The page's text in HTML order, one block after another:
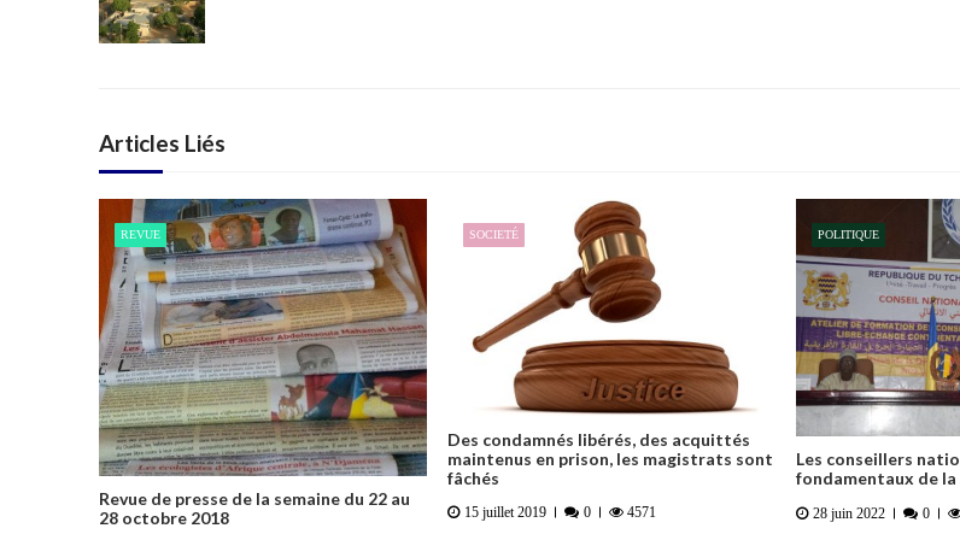
Articles Liés
REVUE
Revue de presse de la semaine du 22 au
28 octobre 2018
SOCIETÉ
Des condamnés libérés, des acquittés
maintenus en prison, les magistrats sont
fâchés
15 juillet 2019 0 4571
POLITIQUE
Les conseillers
fondamentaux de la
28 juin 2022 0